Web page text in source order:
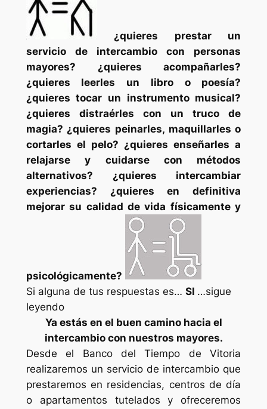
¿quieres prestar un
servicio de intercambio con personas
mayores? ¿quieres acompañarles?
¿quieres leerles un libro o poesía?
¿quieres tocar un instrumento musical?
¿quieres distraérles con un truco de
magia? ¿quieres peinarles, maquillarles o
cortarles el pelo? ¿quieres enseñarles a
relajarse y cuidarse con métodos
alternativos? ¿quieres intercambiar
experiencias? ¿quieres en definitiva
mejorar su calidad de vida físicamente y
psicológicamente?
Si alguna de tus respuestas es… SI …sigue
leyendo
Ya estás en el buen camino hacia el
intercambio con nuestros mayores.
Desde el Banco del Tiempo de Vitoria
realizaremos un servicio de intercambio que
prestaremos en residencias, centros de día
o apartamentos tutelados y ofreceremos